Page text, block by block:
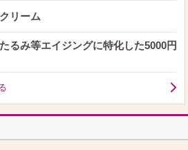
リーム
るみ等エイジングに特化した5000円